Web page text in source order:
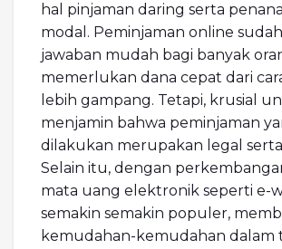
hal pinjaman daring serta
modal. Peminjaman online
jawaban mudah bagi banyak
memerlukan dana cepat dari
lebih gampang. Tetapi, krusial
menjamin bahwa peminjaman
dilakukan merupakan legal
Selain itu, dengan
mata uang elektronik seperti e-
semakin semakin populer,
kemudahan-kemudahan dalam